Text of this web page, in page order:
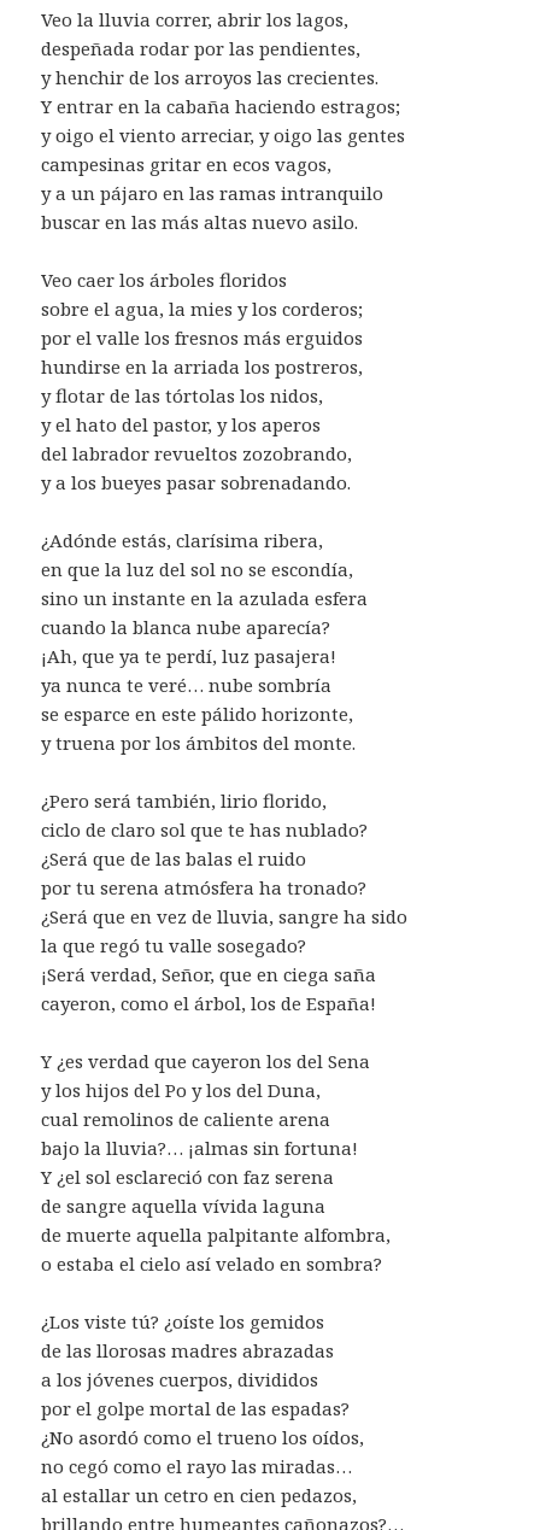
Veo la lluvia correr, abrir los lagos,
despeñada rodar por las pendientes,
y henchir de los arroyos las crecientes.
Y entrar en la cabaña haciendo estragos;
y oigo el viento arreciar, y oigo las gentes
campesinas gritar en ecos vagos,
y a un pájaro en las ramas intranquilo
buscar en las más altas nuevo asilo.
Veo caer los árboles floridos
sobre el agua, la mies y los corderos;
por el valle los fresnos más erguidos
hundirse en la arriada los postreros,
y flotar de las tórtolas los nidos,
y el hato del pastor, y los aperos
del labrador revueltos zozobrando,
y a los bueyes pasar sobrenadando.
¿Adónde estás, clarísima ribera,
en que la luz del sol no se escondía,
sino un instante en la azulada esfera
cuando la blanca nube aparecía?
¡Ah, que ya te perdí, luz pasajera!
ya nunca te veré… nube sombría
se esparce en este pálido horizonte,
y truena por los ámbitos del monte.
¿Pero será también, lirio florido,
ciclo de claro sol que te has nublado?
¿Será que de las balas el ruido
por tu serena atmósfera ha tronado?
¿Será que en vez de lluvia, sangre ha sido
la que regó tu valle sosegado?
¡Será verdad, Señor, que en ciega saña
cayeron, como el árbol, los de España!
Y ¿es verdad que cayeron los del Sena
y los hijos del Po y los del Duna,
cual remolinos de caliente arena
bajo la lluvia?… ¡almas sin fortuna!
Y ¿el sol esclareció con faz serena
de sangre aquella vívida laguna
de muerte aquella palpitante alfombra,
o estaba el cielo así velado en sombra?
¿Los viste tú? ¿oíste los gemidos
de las llorosas madres abrazadas
a los jóvenes cuerpos, divididos
por el golpe mortal de las espadas?
¿No asordó como el trueno los oídos,
no cegó como el rayo las miradas…
al estallar un cetro en cien pedazos,
brillando entre humeantes cañonazos?…